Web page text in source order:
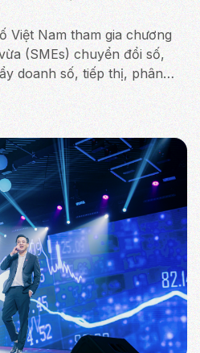
Việt Nam tham gia chương
(SMEs) chuyển đổi số,
doanh số, tiếp thị, phân